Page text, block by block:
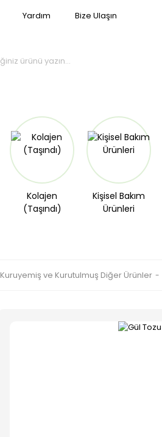
Yardım Bize Ulaşın
Kolajen
(Taşındı)
Kişisel Bakım
Ürünleri
Kuruyemiş ve Kurutulmuş Diğer Ürünler